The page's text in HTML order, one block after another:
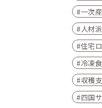
一次
人材
住宅
冷凍
収穫
四国